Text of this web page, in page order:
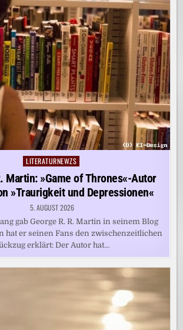
Posted
in
LITERATURNEWZS
Martin: »Game of Thrones«-Autor
»Traurigkeit und Depressionen«
5. AUGUST 2026
gab George R. R. Martin in seinem Blog
hat er seinen Fans den zwischenzeitlichen
erklärt: Der Autor hat…